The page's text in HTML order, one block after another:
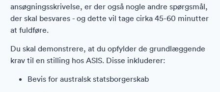
ansøgningsskrivelse, er der også nogle andre spørgsmål,
der skal besvares - og dette vil tage cirka 45-60 minutter
at fuldføre.
Du skal demonstrere, at du opfylder de grundlæggende
krav til en stilling hos ASIS. Disse inkluderer:
Bevis for australsk statsborgerskab